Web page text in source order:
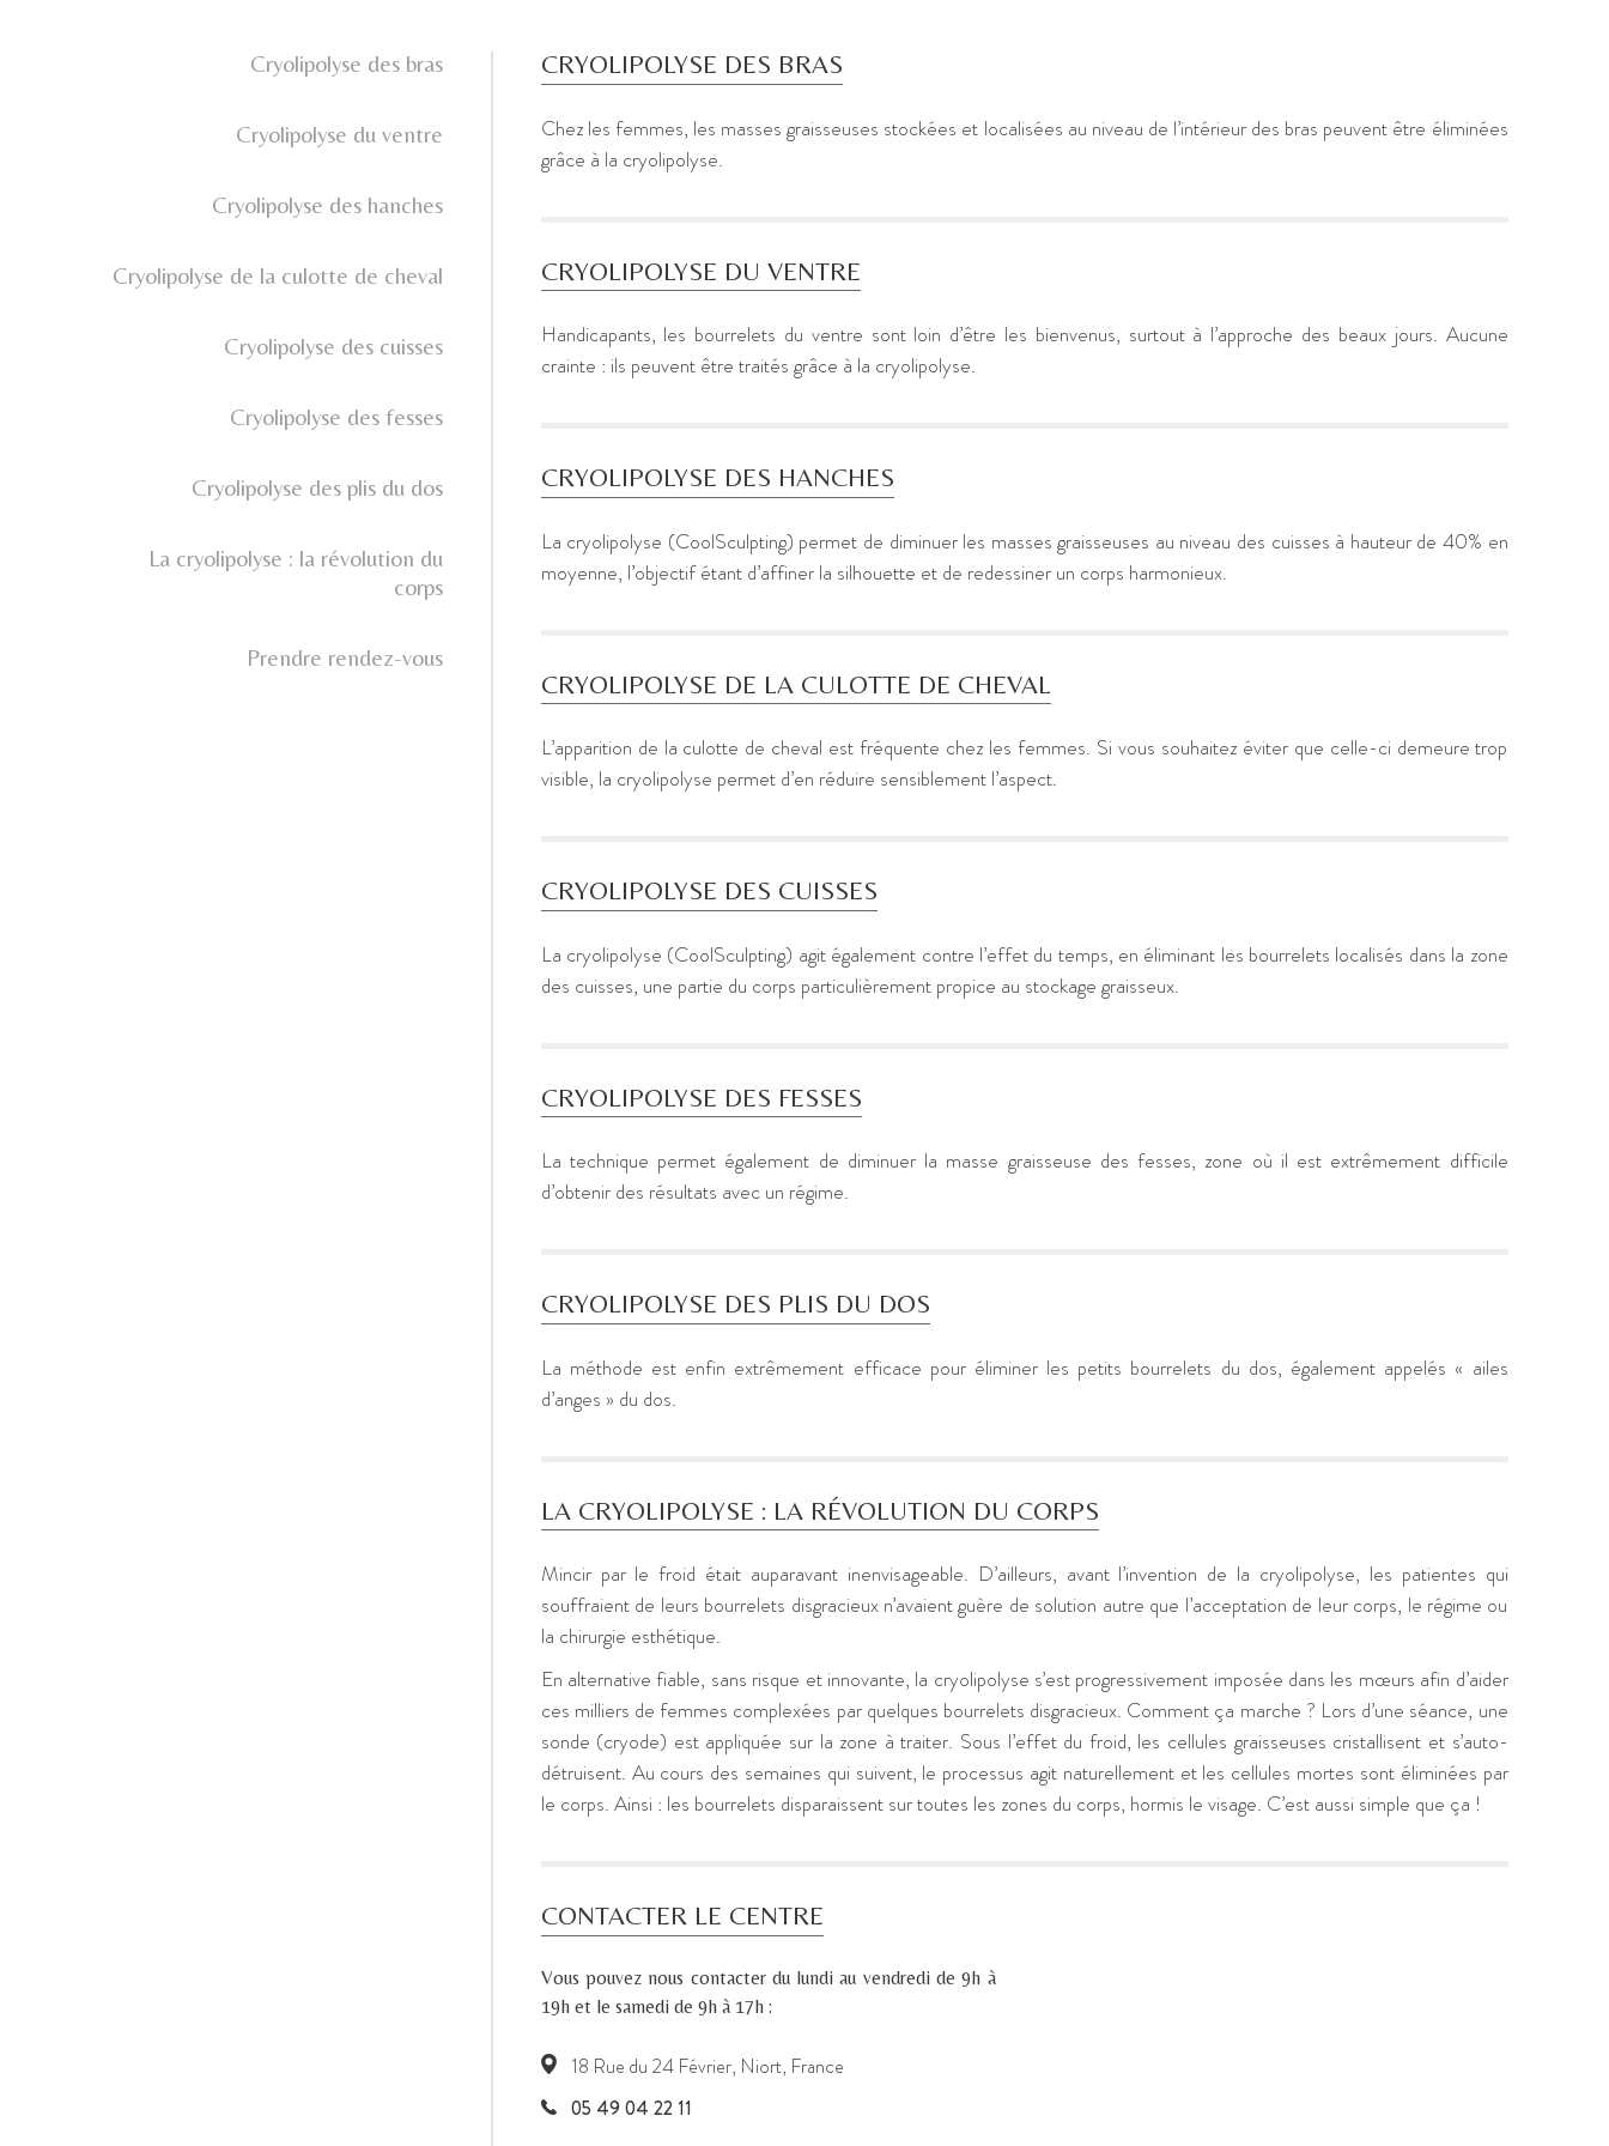
Cryolipolyse des bras
Cryolipolyse du ventre
Cryolipolyse des hanches
Cryolipolyse de la culotte de cheval
Cryolipolyse des cuisses
Cryolipolyse des fesses
Cryolipolyse des plis du dos
La cryolipolyse : la révolution du
corps
Prendre rendez-vous
CRYOLIPOLYSE DES BRAS
Chez les femmes, les masses graisseuses stockées et localisées au niveau de l’intérieur des bras peuvent être éliminées
grâce à la cryolipolyse.
CRYOLIPOLYSE DU VENTRE
Handicapants, les bourrelets du ventre sont loin d’être les bienvenus, surtout à l’approche des beaux jours. Aucune
crainte : ils peuvent être traités grâce à la cryolipolyse.
CRYOLIPOLYSE DES HANCHES
La cryolipolyse (CoolSculpting) permet de diminuer les masses graisseuses au niveau des cuisses à hauteur de 40% en
moyenne, l’objectif étant d’affiner la silhouette et de redessiner un corps harmonieux.
CRYOLIPOLYSE DE LA CULOTTE DE CHEVAL
L’apparition de la culotte de cheval est fréquente chez les femmes. Si vous souhaitez éviter que celle-ci demeure trop
visible, la cryolipolyse permet d’en réduire sensiblement l’aspect.
CRYOLIPOLYSE DES CUISSES
La cryolipolyse (CoolSculpting) agit également contre l’effet du temps, en éliminant les bourrelets localisés dans la zone
des cuisses, une partie du corps particulièrement propice au stockage graisseux.
CRYOLIPOLYSE DES FESSES
La technique permet également de diminuer la masse graisseuse des fesses, zone où il est extrêmement difficile
d’obtenir des résultats avec un régime.
CRYOLIPOLYSE DES PLIS DU DOS
La méthode est enfin extrêmement efficace pour éliminer les petits bourrelets du dos, également appelés « ailes
d’anges » du dos.
LA CRYOLIPOLYSE : LA RÉVOLUTION DU CORPS
Mincir par le froid était auparavant inenvisageable. D’ailleurs, avant l’invention de la cryolipolyse, les patientes qui
souffraient de leurs bourrelets disgracieux n’avaient guère de solution autre que l’acceptation de leur corps, le régime ou
la chirurgie esthétique.
En alternative fiable, sans risque et innovante, la cryolipolyse s’est progressivement imposée dans les mœurs afin d’aider
ces milliers de femmes complexées par quelques bourrelets disgracieux. Comment ça marche ? Lors d’une séance, une
sonde (cryode) est appliquée sur la zone à traiter. Sous l’effet du froid, les cellules graisseuses cristallisent et s’auto-
détruisent. Au cours des semaines qui suivent, le processus agit naturellement et les cellules mortes sont éliminées par
le corps. Ainsi : les bourrelets disparaissent sur toutes les zones du corps, hormis le visage. C’est aussi simple que ça !
CONTACTER LE CENTRE
Vous pouvez nous contacter du lundi au vendredi de 9h à
19h et le samedi de 9h à 17h :
18 Rue du 24 Février, Niort, France
05 49 04 22 11